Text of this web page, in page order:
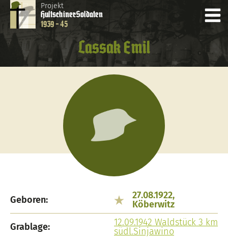
Projekt
HultschinerSoldaten
1939 - 45
Lassak Emil
Geboren:
27.08.1922,
Köberwitz
Grablage:
12.09.1942 Waldstück 3 km
südl.Sinjawino